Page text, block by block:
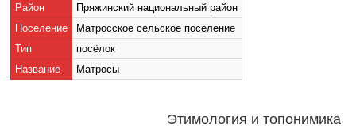
Район
Пряжинский национальный район
Поселение
Матросское сельское поселение
Тип
посёлок
Название
Матросы
Этимология и топонимика